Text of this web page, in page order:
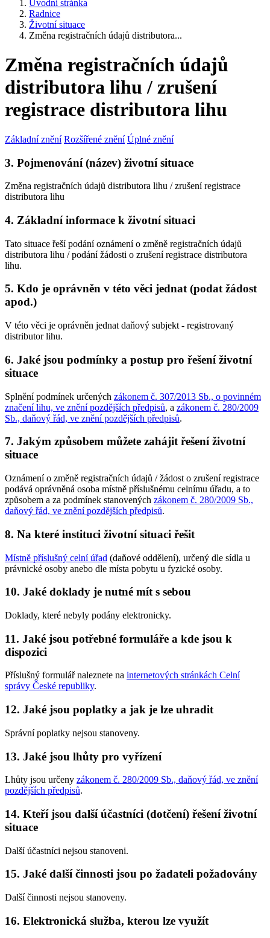
Úvodní stránka
Radnice
Životní situace
Změna registračních údajů distributora...
Změna registračních údajů
distributora lihu / zrušení
registrace distributora lihu
Základní znění Rozšířené znění Úplné znění
3. Pojmenování (název) životní situace
Změna registračních údajů distributora lihu / zrušení registrace
distributora lihu
4. Základní informace k životní situaci
Tato situace řeší podání oznámení o změně registračních údajů
distributora lihu / podání žádosti o zrušení registrace distributora
lihu.
5. Kdo je oprávněn v této věci jednat (podat žádost
apod.)
V této věci je oprávněn jednat daňový subjekt - registrovaný
distributor lihu.
6. Jaké jsou podmínky a postup pro řešení životní
situace
Splnění podmínek určených zákonem č. 307/2013 Sb., o povinném
značení lihu, ve znění pozdějších předpisů, a zákonem č. 280/2009
Sb., daňový řád, ve znění pozdějších předpisů.
7. Jakým způsobem můžete zahájit řešení životní
situace
Oznámení o změně registračních údajů / žádost o zrušení registrace
podává oprávněná osoba místně příslušnému celnímu úřadu, a to
způsobem a za podmínek stanovených zákonem č. 280/2009 Sb.,
daňový řád, ve znění pozdějších předpisů.
8. Na které instituci životní situaci řešit
Místně příslušný celní úřad (daňové oddělení), určený dle sídla u
právnické osoby anebo dle místa pobytu u fyzické osoby.
10. Jaké doklady je nutné mít s sebou
Doklady, které nebyly podány elektronicky.
11. Jaké jsou potřebné formuláře a kde jsou k
dispozici
Příslušný formulář naleznete na internetových stránkách Celní
správy České republiky.
12. Jaké jsou poplatky a jak je lze uhradit
Správní poplatky nejsou stanoveny.
13. Jaké jsou lhůty pro vyřízení
Lhůty jsou určeny zákonem č. 280/2009 Sb., daňový řád, ve znění
pozdějších předpisů.
14. Kteří jsou další účastníci (dotčení) řešení životní
situace
Další účastníci nejsou stanoveni.
15. Jaké další činnosti jsou po žadateli požadovány
Další činnosti nejsou stanoveny.
16. Elektronická služba, kterou lze využít